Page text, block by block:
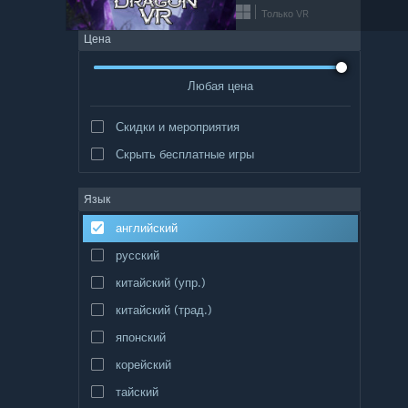
Только VR
Цена
Любая цена
Скидки и мероприятия
Скрыть бесплатные игры
Язык
английский
русский
китайский (упр.)
китайский (трад.)
японский
корейский
тайский